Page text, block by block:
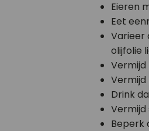
Eieren
Eet
Varieer
olijfolie
Vermijd
Vermijd
Drink
Beperk